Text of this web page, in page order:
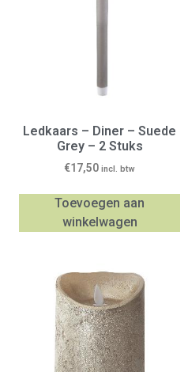
Ledkaars – Diner – Suede
Grey – 2 Stuks
€17,50 incl. btw
Toevoegen aan
winkelwagen